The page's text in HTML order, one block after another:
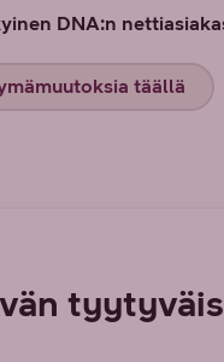
DNA:n
täällä